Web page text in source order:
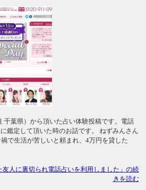
千葉県）から頂いた占い体験投稿です。電話
鑑定して頂いた時のお話です。 ねずみんさん
で生活が苦しいと頼まれ、4万円を貸した
友人に裏切られ電話占いを利用しました」の続
きを読む